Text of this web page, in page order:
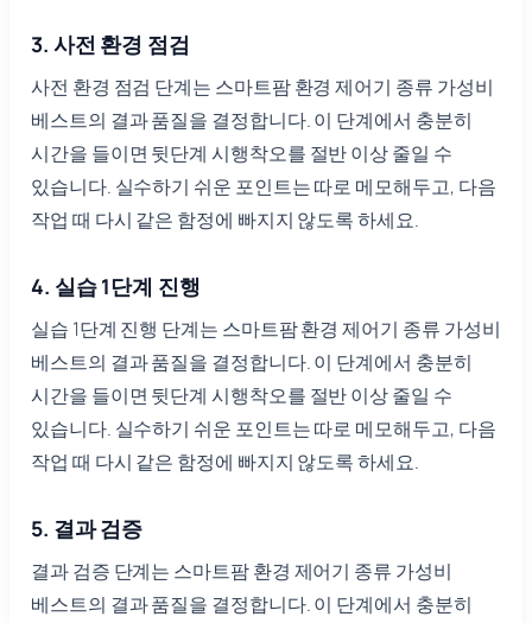
3. 사전 환경 점검
사전 환경 점검 단계는 스마트팜 환경 제어기 종류 가성비
베스트의 결과 품질을 결정합니다. 이 단계에서 충분히
시간을 들이면 뒷단계 시행착오를 절반 이상 줄일 수
있습니다. 실수하기 쉬운 포인트는 따로 메모해두고, 다음
작업 때 다시 같은 함정에 빠지지 않도록 하세요.
4. 실습 1단계 진행
실습 1단계 진행 단계는 스마트팜 환경 제어기 종류 가성비
베스트의 결과 품질을 결정합니다. 이 단계에서 충분히
시간을 들이면 뒷단계 시행착오를 절반 이상 줄일 수
있습니다. 실수하기 쉬운 포인트는 따로 메모해두고, 다음
작업 때 다시 같은 함정에 빠지지 않도록 하세요.
5. 결과 검증
결과 검증 단계는 스마트팜 환경 제어기 종류 가성비
베스트의 결과 품질을 결정합니다. 이 단계에서 충분히